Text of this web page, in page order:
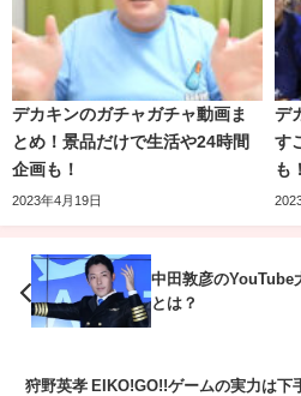
そしてヒカキンは一発もクリー
了です。
いヒカキンは驚きを隠せません。
ヒカキンの胸にぶら下げていた
デカキンのガチャガチャ動画ま
とめ！景品だけで生活や24時間
企画も！
2023年4月19日
デ
す
も！
中田敦彦のYouTube
とは？
狩野英孝 EIKO!GO!!ゲームの実力は下